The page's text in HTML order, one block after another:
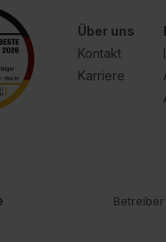
Über uns
Kontakt
Karriere